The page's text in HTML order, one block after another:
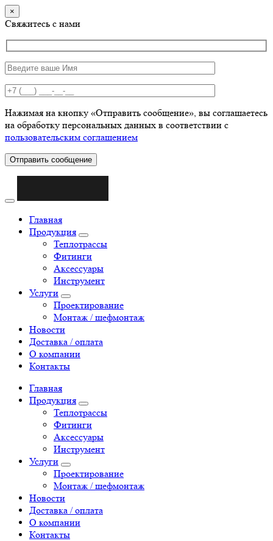
×
Свяжитесь с нами
Нажимая на кнопку «Отправить сообщение», вы соглашаетесь
на обработку персональных данных в соответствии с
пользовательским соглашением
Отправить сообщение
Главная
Продукция
Теплотрассы
Фитинги
Аксессуары
Инструмент
Услуги
Проектирование
Монтаж / шефмонтаж
Новости
Доставка / оплата
О компании
Контакты
Главная
Продукция
Теплотрассы
Фитинги
Аксессуары
Инструмент
Услуги
Проектирование
Монтаж / шефмонтаж
Новости
Доставка / оплата
О компании
Контакты